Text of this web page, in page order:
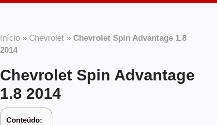
Início » Chevrolet » Chevrolet Spin Advantage 1.8
2014
Chevrolet Spin Advantage
1.8 2014
Conteúdo: